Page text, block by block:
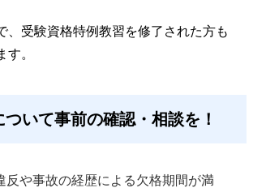
、受験資格特例教習を修了された方も
す。
いて事前の確認・相談を！
反や事故の経歴による欠格期間が満